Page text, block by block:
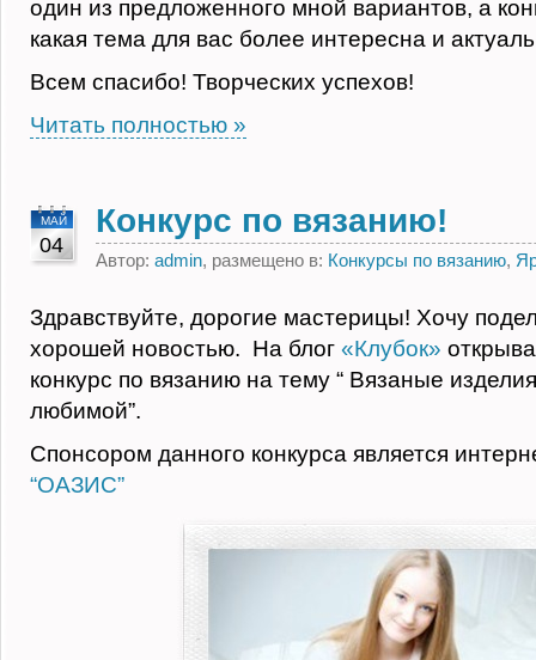
один из предложенного мной вариантов, а
какая тема для вас более интересна и
Всем спасибо! Творческих успехов!
Читать полностью »
МАЙ
04
Конкурс по вязанию!
Автор: admin, размещено в: Конкурсы по вязанию,
Здравствуйте, дорогие мастерицы! Хочу
хорошей новостью. На блог «Клубок»
конкурс по вязанию на тему “ Вязаные
любимой”.
Спонсором данного конкурса является
“ОАЗИС”